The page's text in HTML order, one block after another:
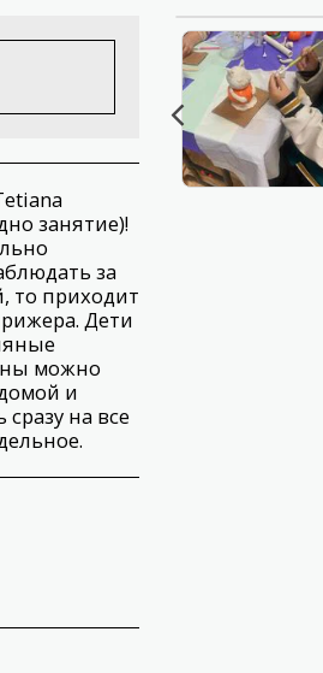
занятие)!
за
то приходит
Дети
можно
и
на все